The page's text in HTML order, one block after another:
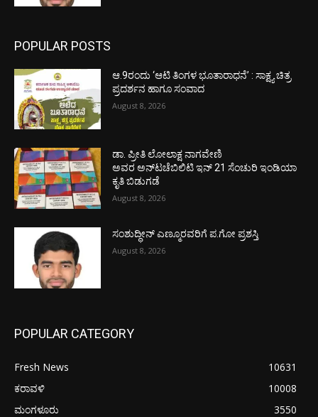
POPULAR POSTS
ಆ.9ರಂದು ‘ಆಟಿ ತಿಂಗಳ ಭೂತಾರಾಧನೆ’ : ಸಾಕ್ಷ್ಯ ಚಿತ್ರ
ಪ್ರದರ್ಶನ ಹಾಗೂ ಸಂವಾದ
August 8, 2026
ಡಾ. ಪ್ರೀತಿ ಲೋಲಾಕ್ಷ ನಾಗವೇಣಿ
ಅವರ ಅನ್‌ಟಚೆಬಿಲಿಟಿ ಇನ್ 21 ಸೆಂಚುರಿ ಇಂಡಿಯಾ
ಕೃತಿ ಬಿಡುಗಡೆ
August 8, 2026
ಸಂಶುದ್ಧೀನ್ ಎಣ್ಮೂರವರಿಗೆ ಪ.ಗೋ ಪ್ರಶಸ್ತಿ
August 8, 2026
POPULAR CATEGORY
Fresh News
10631
ಕರಾವಳಿ
10008
ಮಂಗಳೂರು
3550